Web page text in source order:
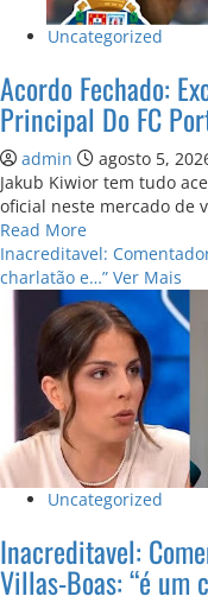
Uncategorized
Acordo Fechado:
Principal Do FC
admin agosto 5,
Jakub Kiwior tem tudo
oficial neste mercado de
Read MoreRead
more
about
Acordo
Fechado:
Excelente
Jogador
Reforça
Equipa
Principal
Do
FC
Porto
Inacreditavel:
charlatão e…” Ver Mais
Uncategorized
Inacreditavel:
Villas-Boas: “é um